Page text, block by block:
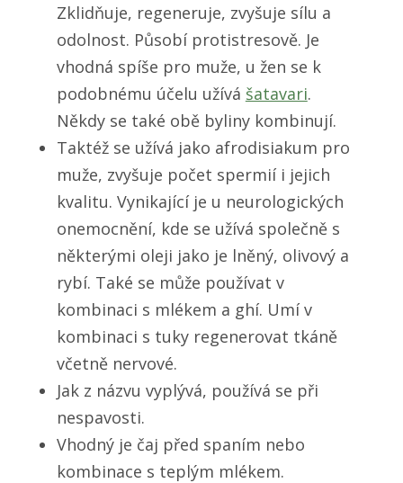
Zklidňuje, regeneruje, zvyšuje sílu a
odolnost. Působí protistresově. Je
vhodná spíše pro muže, u žen se k
podobnému účelu užívá šatavari.
Někdy se také obě byliny kombinují.
Taktéž se užívá jako afrodisiakum pro
muže, zvyšuje počet spermií i jejich
kvalitu. Vynikající je u neurologických
onemocnění, kde se užívá společně s
některými oleji jako je lněný, olivový a
rybí. Také se může používat v
kombinaci s mlékem a ghí. Umí v
kombinaci s tuky regenerovat tkáně
včetně nervové.
Jak z názvu vyplývá, používá se při
nespavosti.
Vhodný je čaj před spaním nebo
kombinace s teplým mlékem.